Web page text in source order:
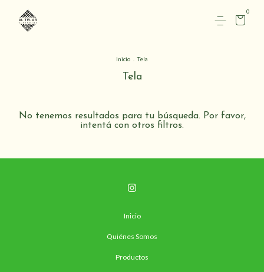
0
Inicio Tela
Tela
No tenemos resultados para tu búsqueda. Por favor,
intentá con otros filtros.
Inicio
Quiénes Somos
Productos